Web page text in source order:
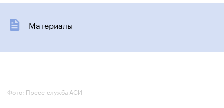
Материалы
Фото: Пресс-служба АСИ